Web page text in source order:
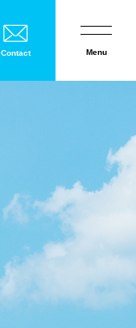
Contact Menu